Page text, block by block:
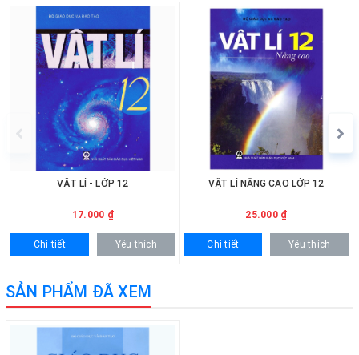
VẬT LÍ - LỚP 12
17.000 ₫
Chi tiết Yêu thích
VẬT LÍ NÂNG CAO LỚP 12
25.000 ₫
Chi tiết Yêu thích
SẢN PHẨM ĐÃ XEM